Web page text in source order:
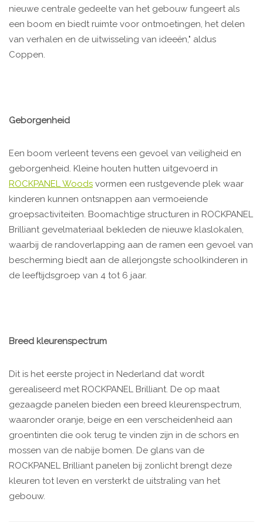
nieuwe centrale gedeelte van het gebouw fungeert als
een boom en biedt ruimte voor ontmoetingen, het delen
van verhalen en de uitwisseling van ideeën," aldus
Coppen.
Geborgenheid
Een boom verleent tevens een gevoel van veiligheid en
geborgenheid. Kleine houten hutten uitgevoerd in
ROCKPANEL Woods vormen een rustgevende plek waar
kinderen kunnen ontsnappen aan vermoeiende
groepsactiviteiten. Boomachtige structuren in ROCKPANEL
Brilliant gevelmateriaal bekleden de nieuwe klaslokalen,
waarbij de randoverlapping aan de ramen een gevoel van
bescherming biedt aan de allerjongste schoolkinderen in
de leeftijdsgroep van 4 tot 6 jaar.
Breed kleurenspectrum
Dit is het eerste project in Nederland dat wordt
gerealiseerd met ROCKPANEL Brilliant. De op maat
gezaagde panelen bieden een breed kleurenspectrum,
waaronder oranje, beige en een verscheidenheid aan
groentinten die ook terug te vinden zijn in de schors en
mossen van de nabije bomen. De glans van de
ROCKPANEL Brilliant panelen bij zonlicht brengt deze
kleuren tot leven en versterkt de uitstraling van het
gebouw.